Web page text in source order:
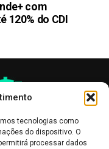
tecnologias como
do dispositivo. O
processar dados
com
120% do CDI